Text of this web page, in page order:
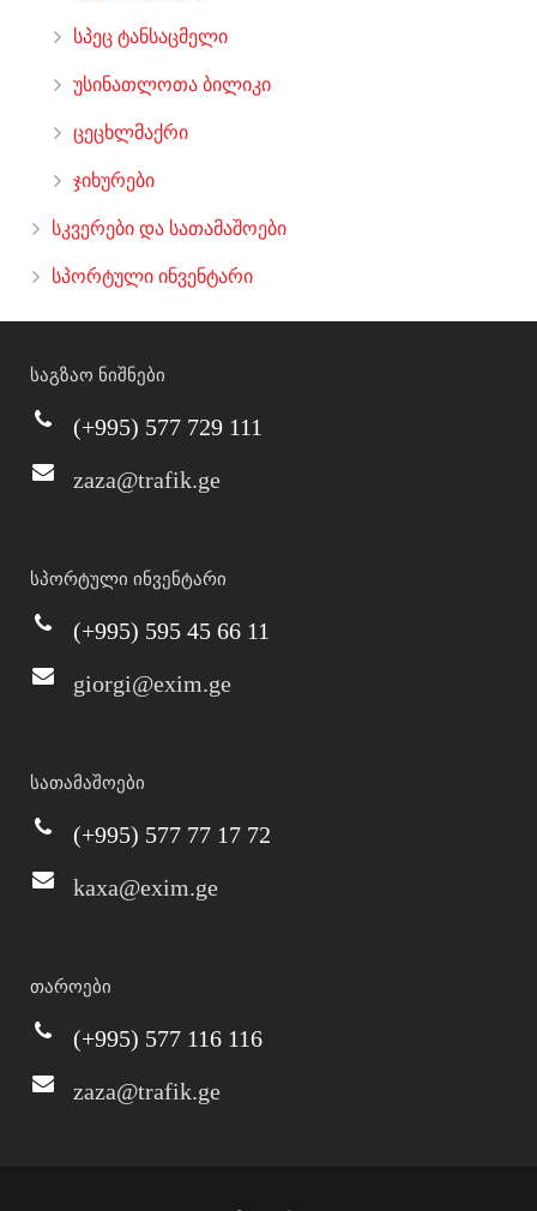
სპეც ტანსაცმელი
უსინათლოთა ბილიკი
ცეცხლმაქრი
ჯიხურები
სკვერები და სათამაშოები
სპორტული ინვენტარი
საგზაო ნიშნები
(+995) 577 729 111
zaza@trafik.ge
სპორტული ინვენტარი
(+995) 595 45 66 11
giorgi@exim.ge
სათამაშოები
(+995) 577 77 17 72
kaxa@exim.ge
თაროები
(+995) 577 116 116
zaza@trafik.ge